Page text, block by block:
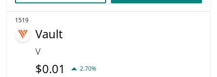
1519
Vault
V
$0.01 2.70%